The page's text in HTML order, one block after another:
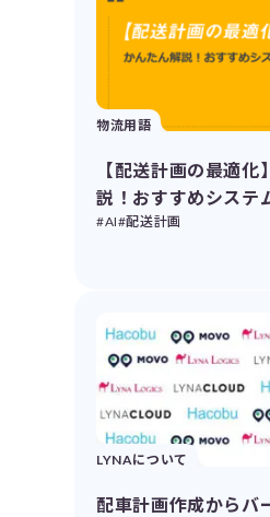
物流用語
【配送計画の最適化
説！おすすめシステ
#AI#配送計画
LYNAについて
配車計画作成からバ